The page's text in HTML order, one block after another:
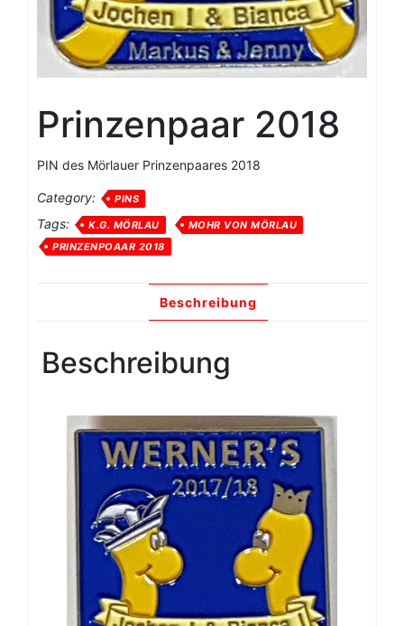
Prinzenpaar 2018
PIN des Mörlauer Prinzenpaares 2018
Category: PINS
Tags: K.G. MÖRLAU
MOHR VON MÖRLAU
PRINZENPOAAR 2018
Beschreibung
Beschreibung